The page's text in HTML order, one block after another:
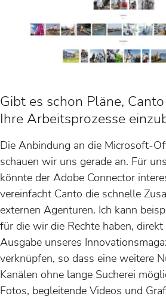
Gibt es schon Pläne,
Ihre Arbeitsprozesse
Die Anbindung an die Microsoft-
schauen wir uns gerade an. Für
könnte der Adobe Connector
vereinfacht Canto die schnelle
externen Agenturen. Ich kann
für die wir die Rechte haben,
Ausgabe unseres
verknüpfen, so dass eine weitere
Kanälen ohne lange Sucherei
Fotos, begleitende Videos und